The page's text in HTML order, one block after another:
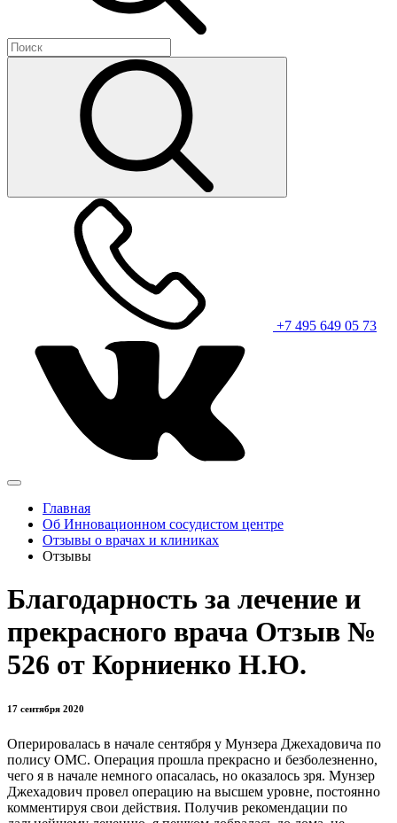
+7 495 649 05 73
Главная
Об Инновационном сосудистом центре
Отзывы о врачах и клиниках
Отзывы
Благодарность за лечение и
прекрасного врача Отзыв №
526 от Корниенко Н.Ю.
17 сентября 2020
Оперировалась в начале сентября у Мунзера Джехадовича по
полису ОМС. Операция прошла прекрасно и безболезненно,
чего я в начале немного опасалась, но оказалось зря. Мунзер
Джехадович провел операцию на высшем уровне, постоянно
комментируя свои действия. Получив рекомендации по